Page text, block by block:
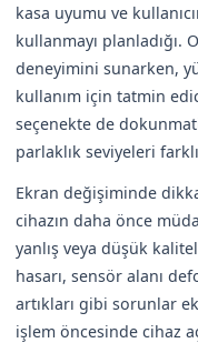
kasa uyumu ve
kullanmayı planladığı.
deneyimini sunarken,
kullanım için tatmin
seçenekte de
parlaklık seviyeleri
Ekran değişiminde
cihazın daha önce
yanlış veya düşük
hasarı, sensör alanı
artıkları gibi sorunlar
işlem öncesinde cihaz